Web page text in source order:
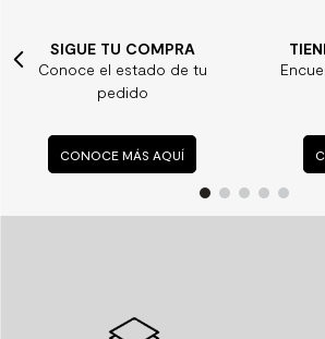
SIGUE TU COMPRA
Conoce el estado de tu
pedido
CONOCE MÁS AQUÍ